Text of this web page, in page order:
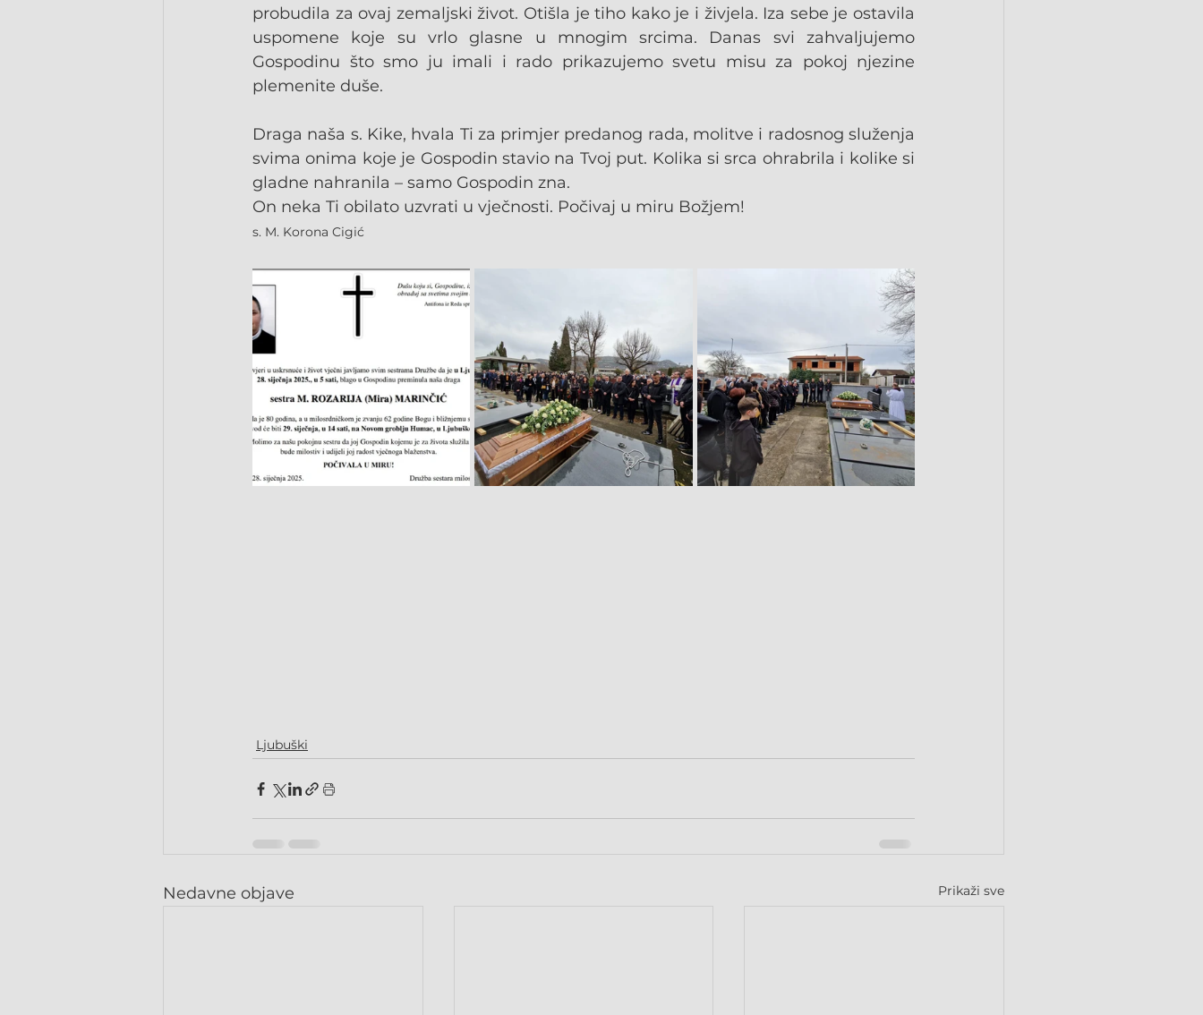
probudila za ovaj zemaljski život. Otišla je tiho kako je i živjela. Iza sebe je ostavila
uspomene koje su vrlo glasne u mnogim srcima. Danas svi zahvaljujemo
Gospodinu što smo ju imali i rado prikazujemo svetu misu za pokoj njezine
plemenite duše.
Draga naša s. Kike, hvala Ti za primjer predanog rada, molitve i radosnog služenja
svima onima koje je Gospodin stavio na Tvoj put. Kolika si srca ohrabrila i kolike si
gladne nahranila – samo Gospodin zna.
On neka Ti obilato uzvrati u vječnosti. Počivaj u miru Božjem!
s. M. Korona Cigić
Ljubuški
Nedavne objave Prikaži sve